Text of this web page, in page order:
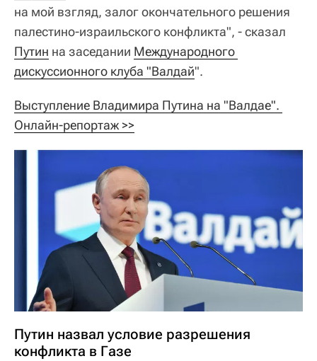
на мой взгляд, залог окончательного решения
палестино-израильского конфликта", - сказал
Путин на заседании Международного
дискуссионного клуба "Валдай".
Выступление Владимира Путина на "Валдае".
Онлайн-репортаж >>
Путин назвал условие разрешения
конфликта в Газе